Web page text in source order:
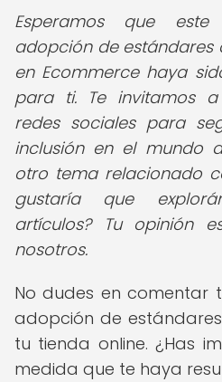
Esperamos que
adopción de estándares
en Ecommerce haya
para ti. Te invitamos
redes sociales para
inclusión en el mundo
otro tema relacionado
gustaría que
artículos? Tu opinión
nosotros.
No dudes en comentar
adopción de
tu tienda online. ¿Has
medida que te haya